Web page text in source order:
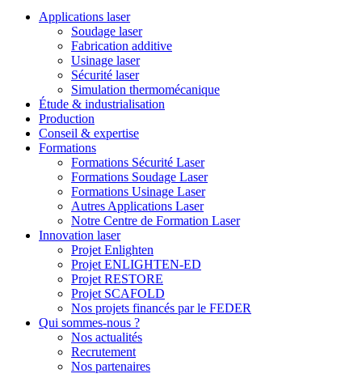
Applications laser
Soudage laser
Fabrication additive
Usinage laser
Sécurité laser
Simulation thermomécanique
Étude & industrialisation
Production
Conseil & expertise
Formations
Formations Sécurité Laser
Formations Soudage Laser
Formations Usinage Laser
Autres Applications Laser
Notre Centre de Formation Laser
Innovation laser
Projet Enlighten
Projet ENLIGHTEN-ED
Projet RESTORE
Projet SCAFOLD
Nos projets financés par le FEDER
Qui sommes-nous ?
Nos actualités
Recrutement
Nos partenaires